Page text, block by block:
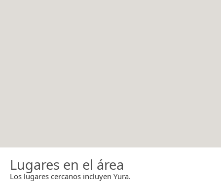
Lugares en el área
Los lugares cercanos incluyen Yura.